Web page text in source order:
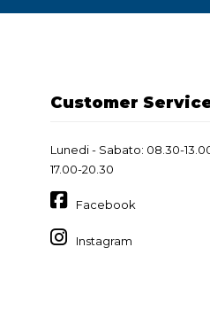
Customer
Lunedi - Sabato: 08.30-
17.00-20.30
Facebook
Instagram